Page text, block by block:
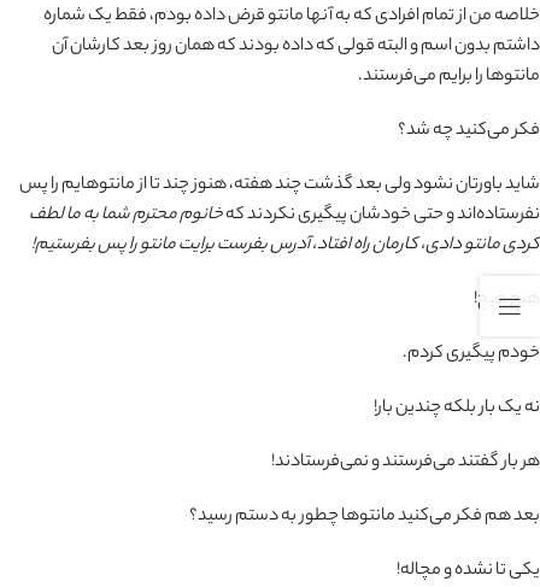
خلاصه من از تمام افرادی که به آنها مانتو قرض داده بودم، فقط یک شماره
داشتم بدون اسم و البته قولی که داده بودند که همان روز بعد کارشان آن
مانتوها را برایم می‌فرستند.
فکر می‌کنید چه شد؟
شاید باورتان نشود ولی بعد گذشت چند هفته، هنوز چند تا از مانتوهایم را پس
نفرستاده‌اند و حتی خودشان پیگیری نکردند کهخانوم محترم شما به ما لطف
کردی مانتو دادی، کارمان راه افتاد، آدرس بفرست برایت مانتو را پس بفرستیم!
هیچ هیچ!
خودم پیگیری کردم.
نه یک بار بلکه چندین بار!
هر بار گفتند می‌فرستند و نمی‌فرستادند!
بعد هم فکر می‌کنید مانتوها چطور به دستم رسید؟
یکی تا نشده و مچاله!